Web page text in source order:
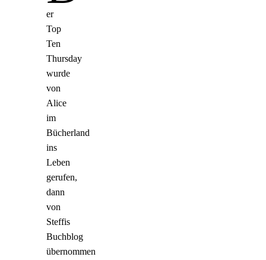
er
Top
Ten
Thursday
wurde
von
Alice
im
Bücherland
ins
Leben
gerufen,
dann
von
Steffis
Buchblog
übernommen